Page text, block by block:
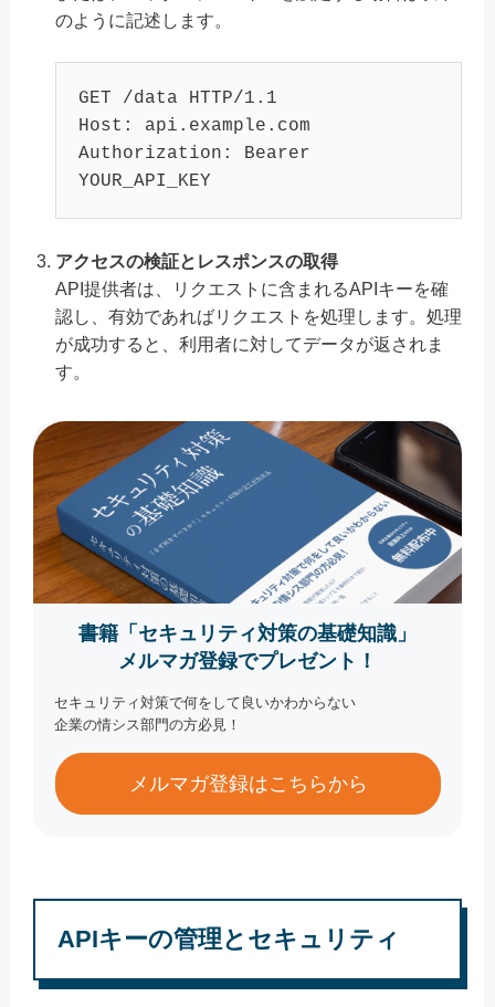
のように記述します。
GET /data HTTP/1.1
Host: api.example.com
Authorization: Bearer
YOUR_API_KEY
アクセスの検証とレスポンスの取得
API提供者は、リクエストに含まれるAPIキーを確
認し、有効であればリクエストを処理します。処理
が成功すると、利用者に対してデータが返されま
す。
書籍「セキュリティ対策の基礎知識」
メルマガ登録でプレゼント！
セキュリティ対策で何をして良いかわからない
企業の情シス部門の方必見！
メルマガ登録はこちらから
APIキーの管理とセキュリティ